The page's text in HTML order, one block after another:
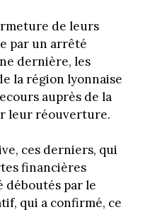
de leurs
par un arrêté
dernière, les
la région lyonnaise
auprès de la
leur réouverture.
ces derniers, qui
financières
déboutés par le
qui a confirmé, ce